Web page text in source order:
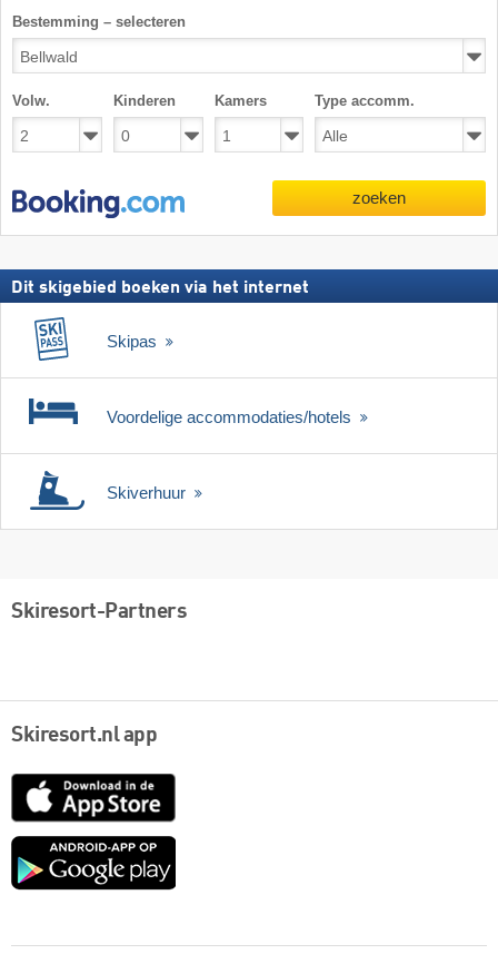
Bestemming – selecteren
Volw. Kinderen Kamers Type accomm.
zoeken
Dit skigebied boeken via het internet
Skipas
Voordelige accommodaties/hotels
Skiverhuur
Skiresort-Partners
Skiresort.nl app
App
Google